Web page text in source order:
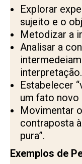
Explorar
sujeito e o
Metodizar a
Analisar a
interpretação.
Estabelecer
um fato novo
Movimentar
contraposta
pura”.
Exemplos de